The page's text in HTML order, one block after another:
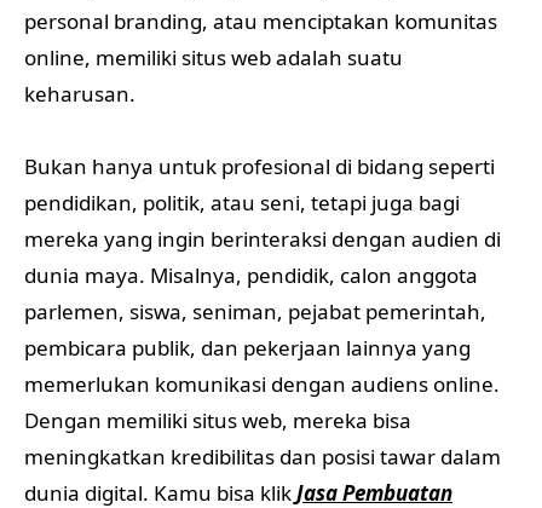
personal branding, atau menciptakan komunitas
online, memiliki situs web adalah suatu
keharusan.
Bukan hanya untuk profesional di bidang seperti
pendidikan, politik, atau seni, tetapi juga bagi
mereka yang ingin berinteraksi dengan audien di
dunia maya. Misalnya, pendidik, calon anggota
parlemen, siswa, seniman, pejabat pemerintah,
pembicara publik, dan pekerjaan lainnya yang
memerlukan komunikasi dengan audiens online.
Dengan memiliki situs web, mereka bisa
meningkatkan kredibilitas dan posisi tawar dalam
dunia digital. Kamu bisa klikJasa Pembuatan